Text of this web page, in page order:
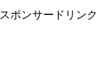
スポンサードリンク